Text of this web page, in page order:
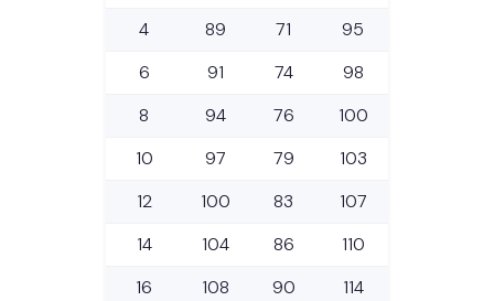
4
89 71
95
6
91 74
98
8
94 76
100
10
97 79
103
12
100 83
107
14
104 86
110
16
108 90 114